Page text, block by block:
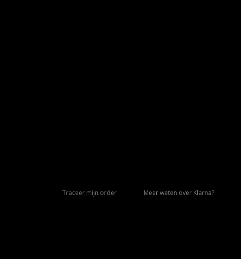
Traceer mijn order Meer weten over Klarna?